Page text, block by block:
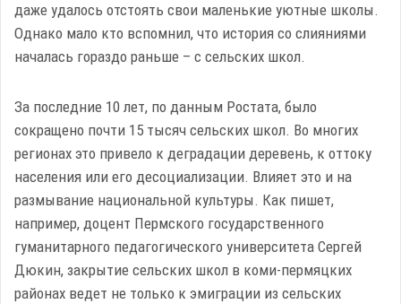
даже удалось отстоять свои маленькие уютные школы.
Однако мало кто вспомнил, что история со слияниями
началась гораздо раньше – с сельских школ.
За последние 10 лет, по данным Ростата, было
сокращено почти 15 тысяч сельских школ. Во многих
регионах это привело к деградации деревень, к оттоку
населения или его десоциализации. Влияет это и на
размывание национальной культуры. Как пишет,
например, доцент Пермского государственного
гуманитарного педагогического университета Сергей
Дюкин, закрытие сельских школ в коми-пермяцких
районах ведет не только к эмиграции из сельских